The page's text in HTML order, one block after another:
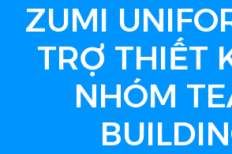
ZUMI
TRỢ THIẾT
NHÓM